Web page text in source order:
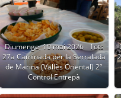
Diumenge, 10 mai 2026 - Tots
27a Caminada per la Serralada
de Marina (Vallès Oriental) 2º
Control Entrepà